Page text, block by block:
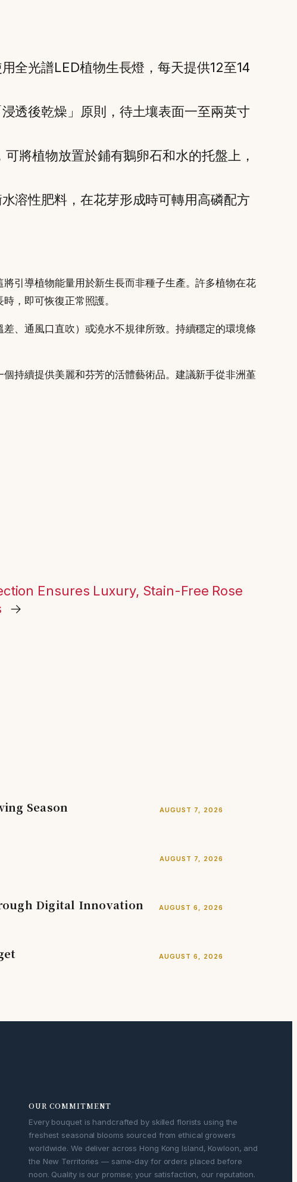
全光譜LED植物生長燈，每天提供12至14
透後乾燥」原則，待土壤表面一至兩英寸
將植物放置於鋪有鵝卵石和水的托盤上，
溶性肥料，在花芽形成時可轉用高磷配方
引導植物能量用於新生長而非種子生產。許多植物在花
，即可恢復正常照護。
、通風口直吹）或澆水不規律所致。持續穩定的環境條
持續提供美麗和芬芳的活體藝術品。建議新手從非洲堇
Ensures Luxury, Stain-Free Rose
→
Season AUGUST 7, 2026
AUGUST 7, 2026
Digital Innovation AUGUST 6, 2026
AUGUST 6, 2026
OUR COMMITMENT
Every bouquet is handcrafted by skilled florists using the
freshest seasonal blooms sourced from ethical growers
worldwide. We deliver across Hong Kong Island, Kowloon, and
the New Territories — same-day for orders placed before
noon. Quality is our promise; your satisfaction, our reputation.